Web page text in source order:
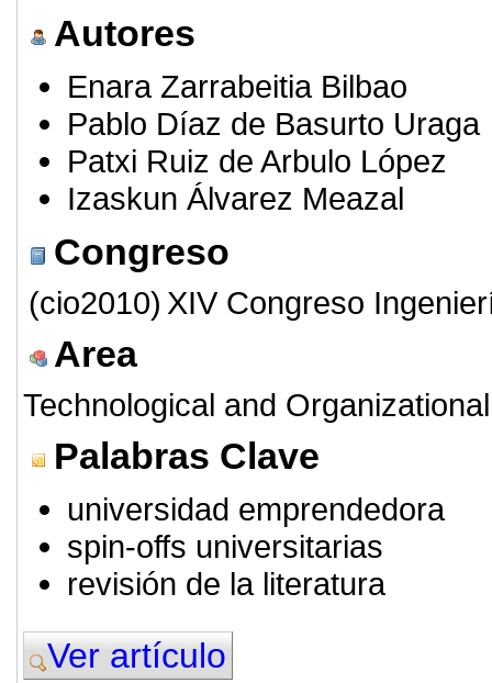
Autores
Enara Zarrabeitia Bilbao
Pablo Díaz de Basurto Uraga
Patxi Ruiz de Arbulo López
Izaskun Álvarez Meazal
Congreso
(cio2010) XIV Congreso
Area
Technological and
Palabras Clave
universidad emprendedora
spin-offs universitarias
revisión de la literatura
Ver artículo